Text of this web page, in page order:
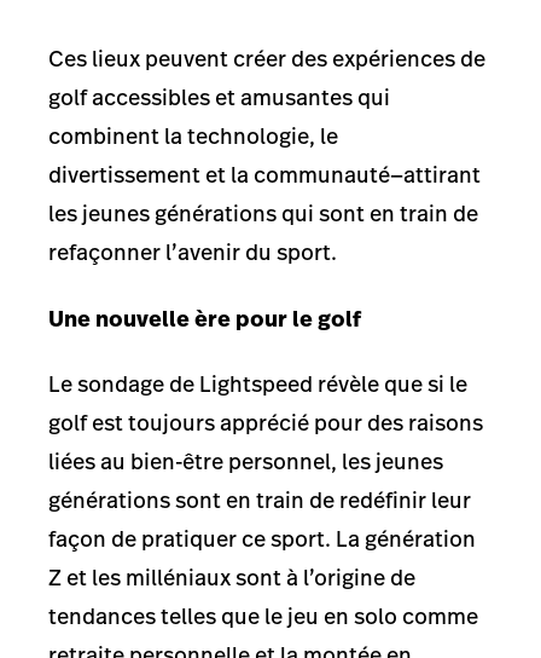
Ces lieux peuvent créer des expériences de
golf accessibles et amusantes qui
combinent la technologie, le
divertissement et la communauté—attirant
les jeunes générations qui sont en train de
refaçonner l’avenir du sport.
Une nouvelle ère pour le golf
Le sondage de Lightspeed révèle que si le
golf est toujours apprécié pour des raisons
liées au bien-être personnel, les jeunes
générations sont en train de redéfinir leur
façon de pratiquer ce sport. La génération
Z et les milléniaux sont à l’origine de
tendances telles que le jeu en solo comme